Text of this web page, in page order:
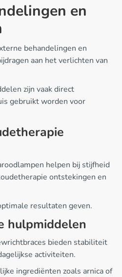
en
behandelingen en
aan het verlichten van
zijn vaak direct
gebruikt worden voor
helpen bij stijfheid
ontstekingen en
resultaten geven.
hulpmiddelen
bieden stabiliteit
activiteiten.
ingrediënten zoals arnica of